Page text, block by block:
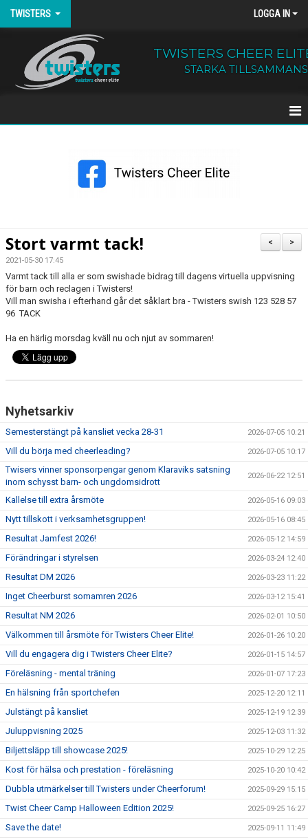
TWISTERS LOGGA IN
TWISTERS CHEER
STARKA TILLSAMMANS
KALENDER
KONTAKT
KLÄDER & MERCH
TWIST CHEER COMP
>
<
Stort varmt tack!
2021-05-30 17:45
Varmt tack till alla er som swishade bidrag till dagens virtuella uppvisning
för barn och reclagen i Twisters!
Vill man swisha i efterhand går det såklart bra - Twisters swish 123 528 57
96 TACK
Ha en härlig morsdag kväll nu och njut av sommaren!
Nyhetsarkiv
Semesterstängt på kansliet vecka 28-31 2026-07-05 10:21
Vill du börja med cheerleading? 2026-07-05 10:17
Twisers vinner sponsorpengar genom Klaraviks satsning
inom schysst barn- och ungdomsidrott
2026-06-22 12:51
Kallelse till extra årsmöte 2026-05-16 09:03
Nytt tillskott i verksamhetsgruppen! 2026-05-16 08:45
Resultat Jamfest 2026! 2026-05-12 14:59
Förändringar i styrelsen 2026-03-24 12:40
Resultat DM 2026 2026-03-23 11:22
Inget Cheerburst somamren 2026 2026-03-12 15:41
Resultat NM 2026 2026-02-01 10:50
Välkommen till årsmöte för Twisters Cheer Elite! 2026-01-26 10:20
Vill du engagera dig i Twisters Cheer Elite? 2026-01-15 14:57
Föreläsning - mental träning 2026-01-07 17:23
En hälsning från sportchefen 2025-12-20 12:11
Julstängt på kansliet 2025-12-19 12:39
Juluppvisning 2025 2025-12-03 11:32
Biljettsläpp till showcase 2025! 2025-10-29 12:25
Kost för hälsa och prestation - föreläsning 2025-10-20 10:42
Dubbla utmärkelser till Twisters under Cheerforum! 2025-09-29 15:15
Twist Cheer Camp Halloween Edition 2025! 2025-09-25 16:27
Save the date! 2025-09-11 11:49